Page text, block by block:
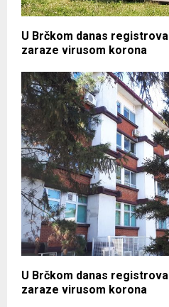
U Brčkom danas
zaraze virusom korona
U Brčkom danas
zaraze virusom korona